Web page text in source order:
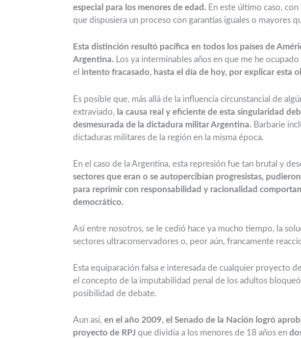
especial para los menores de edad. En este último caso, con
que dispusiera un proceso con garantías iguales o mayores
Esta distinción resultó pacífica en todos los países de
Argentina. Los ya interminables años en que me he
el intento fracasado, hasta el día de hoy, por explicar esta
Es posible que, más allá de la influencia circunstancial de
extraviado, la causa real y eficiente de esta singularidad
desmesurada de la dictadura militar Argentina. Barbarie
dictaduras militares de la región en la misma época.
En el caso de la Argentina, esta represión fue tan brutal y
sectores que eran o se autopercibían progresistas,
para reprimir con responsabilidad y racionalidad
democrático.
Así entre nosotros, se le cedió hace ya mucho tiempo, la
sectores ultraconservadores o, peor aún, francamente
Esta equiparación falsa e interesada de cualquier proyecto
el concepto de la imputabilidad penal de los adultos
posibilidad de debate.
Aun así, en el año 2009, el Senado de la Nación logró
proyecto de RPJ que dividía a los menores de 18 años en